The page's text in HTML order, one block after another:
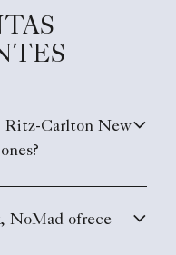
Ritz-Carlton New
NoMad ofrece